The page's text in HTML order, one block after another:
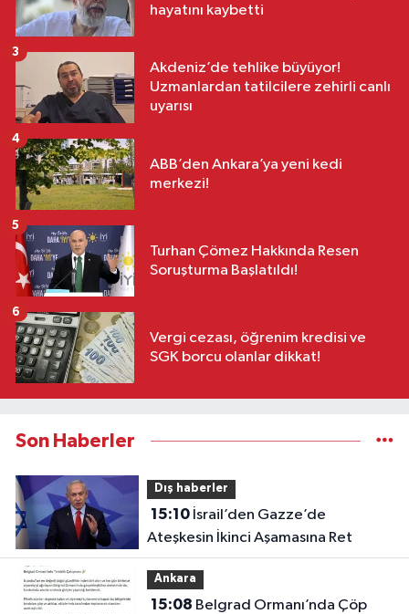
hayatını kaybetti
Akdeniz’de tehlike büyüyor!
Uzmanlardan tatilcilere zehirli canlı
uyarısı
3
ABB’den Ankara’ya yeni kedi
merkezi!
4
Turhan Çömez Hakkında Resen
Soruşturma Başlatıldı!
5
Vergi cezası, öğrenim kredisi ve
SGK borcu olanlar dikkat!
6
Son Haberler
Dış haberler
15:10İsrail’den Gazze’de
Ateşkesin İkinci Aşamasına Ret
Ankara
15:08